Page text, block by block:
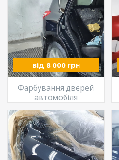
від 8 000 грн
Фарбування дверей
автомобіля